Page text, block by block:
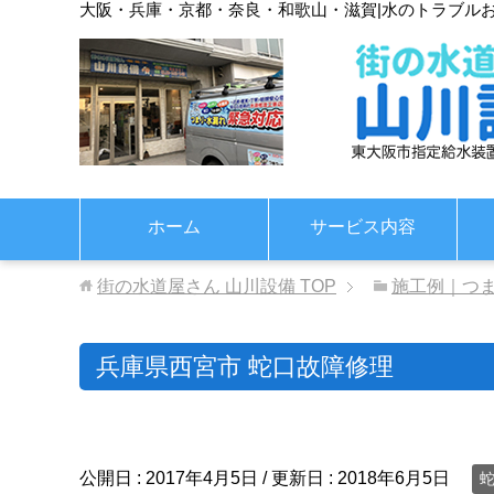
大阪・兵庫・京都・奈良・和歌山・滋賀|水のトラブル
ホーム サービス内容
街の水道屋さん 山川設備 TOP 施工例｜つ
兵庫県西宮市 蛇口故障修理
公開日 : 2017年4月5日 / 更新日 : 2018年6月5日